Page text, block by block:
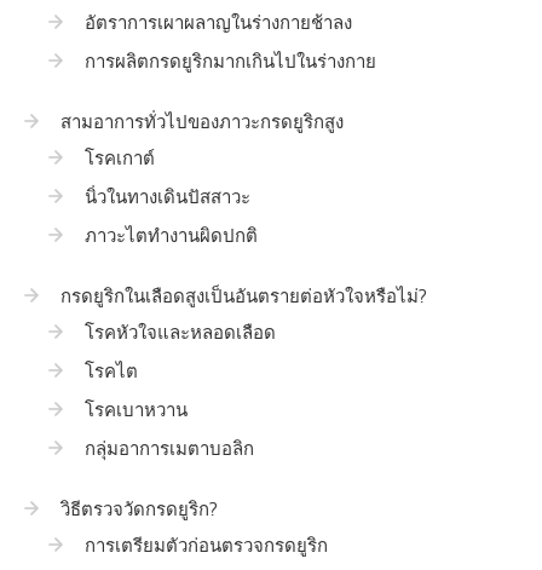
อัตราการเผาผลาญในร่างกายช้าลง
การผลิตกรดยูริกมากเกินไปในร่างกาย
สามอาการทั่วไปของภาวะกรดยูริกสูง
โรคเกาต์
นิ่วในทางเดินปัสสาวะ
ภาวะไตทำงานผิดปกติ
กรดยูริกในเลือดสูงเป็นอันตรายต่อหัวใจหรือไม่?
โรคหัวใจและหลอดเลือด
โรคไต
โรคเบาหวาน
กลุ่มอาการเมตาบอลิก
วิธีตรวจวัดกรดยูริก?
การเตรียมตัวก่อนตรวจกรดยูริก